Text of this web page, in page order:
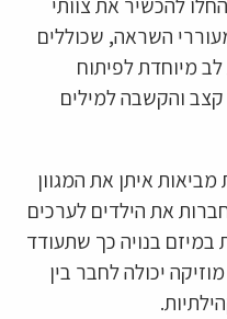
השראה, שכוללים
לב מיוחדת לפיתוח
קצב והקשבה למילים
מביאות איתן את המגוון
את הילדים לערכים
במיזם בנויה כך שתעודד
יכולה לחבר בין